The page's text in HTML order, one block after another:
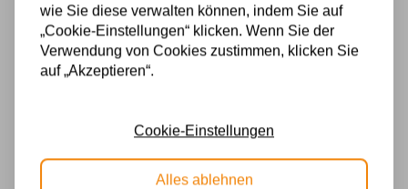
Spezifikationen
Höhe: ca. 38 cm
Durchmesser: 62 cm
Fassungen: 2x E27
Material: Glas (Tiffany-Stil, echtes Glas) & Metall
Stil: Tiffany / Art Nouveau
wie Sie diese verwalten können, indem Sie auf
„Cookie-Einstellungen“ klicken. Wenn Sie der
Verwendung von Cookies zustimmen, klicken Sie
auf „Akzeptieren“.
Cookie-Einstellungen
Alles ablehnen